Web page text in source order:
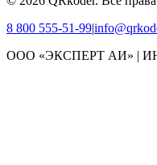
8 800 555-51-99|
ООО «ЭКСПЕРТ АИ» |